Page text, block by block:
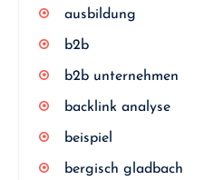
ausbildung
b2b
b2b unternehmen
backlink analyse
beispiel
bergisch gladbach